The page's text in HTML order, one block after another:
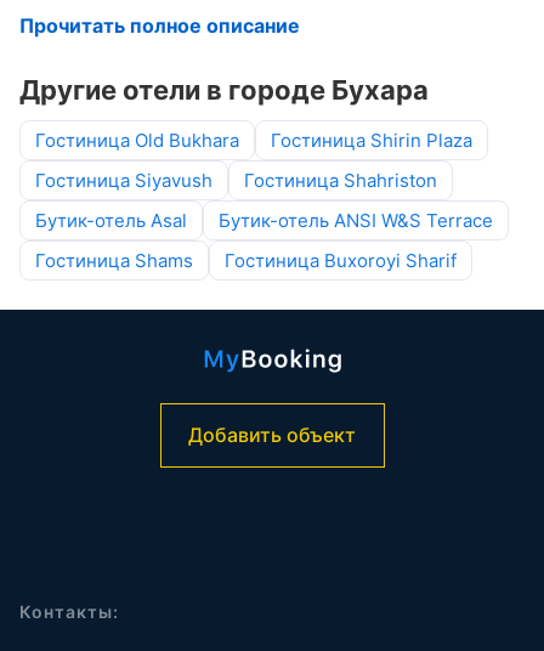
Прочитать полное описание
Другие отели в городе Бухара
Гостиница Old Bukhara
Гостиница Shirin Plaza
Гостиница Siyavush
Гостиница Shahriston
Бутик-отель Asal
Бутик-отель ANSI W&S Terrace
Гостиница Shams
Гостиница Buxoroyi Sharif
Добавить объект
Контакты: